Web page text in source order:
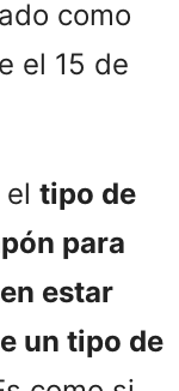
como
el 15 de
tipo de
para
estar
un tipo de